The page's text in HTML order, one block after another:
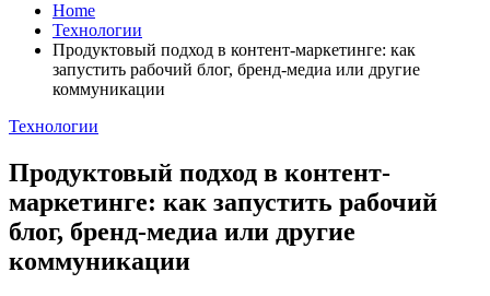
Home
Технологии
Продуктовый подход в контент-маркетинге: как
запустить рабочий блог, бренд-медиа или другие
коммуникации
Технологии
Продуктовый подход в контент-
маркетинге: как запустить рабочий
блог, бренд-медиа или другие
коммуникации